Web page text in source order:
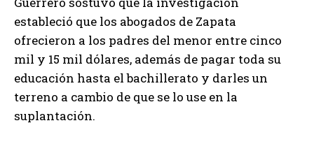
estableció que los abogados de Zapata
ofrecieron a los padres del menor entre cinco
mil y 15 mil dólares, además de pagar toda su
educación hasta el bachillerato y darles un
terreno a cambio de que se lo use en la
suplantación.